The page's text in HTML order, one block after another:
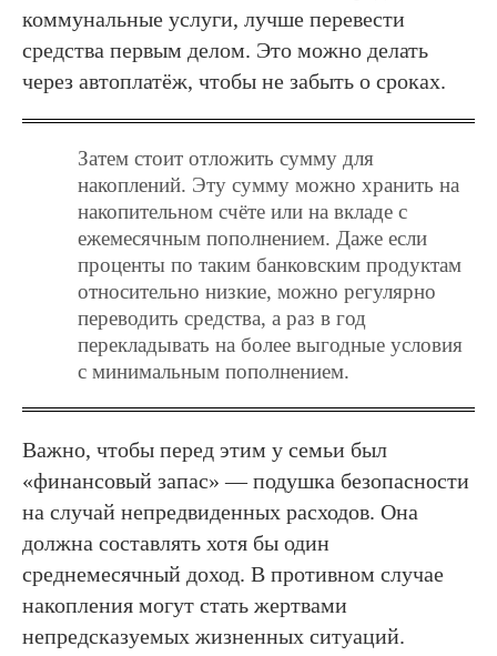
коммунальные услуги, лучше перевести
средства первым делом. Это можно делать
через автоплатёж, чтобы не забыть о сроках.
Затем стоит отложить сумму для
накоплений. Эту сумму можно хранить на
накопительном счёте или на вкладе с
ежемесячным пополнением. Даже если
проценты по таким банковским продуктам
относительно низкие, можно регулярно
переводить средства, а раз в год
перекладывать на более выгодные условия
с минимальным пополнением.
Важно, чтобы перед этим у семьи был
«финансовый запас» — подушка безопасности
на случай непредвиденных расходов. Она
должна составлять хотя бы один
среднемесячный доход. В противном случае
накопления могут стать жертвами
непредсказуемых жизненных ситуаций.